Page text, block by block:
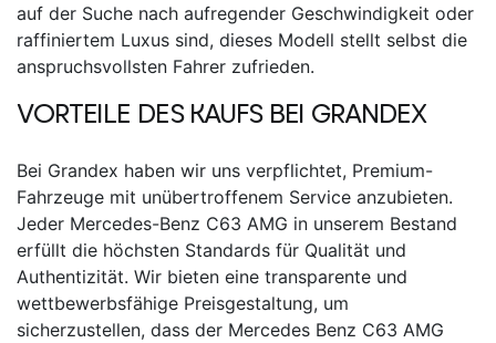
auf der Suche nach aufregender Geschwindigkeit oder
raffiniertem Luxus sind, dieses Modell stellt selbst die
anspruchsvollsten Fahrer zufrieden.
VORTEILE DES KAUFS BEI GRANDEX
Bei Grandex haben wir uns verpflichtet, Premium-
Fahrzeuge mit unübertroffenem Service anzubieten.
Jeder Mercedes-Benz C63 AMG in unserem Bestand
erfüllt die höchsten Standards für Qualität und
Authentizität. Wir bieten eine transparente und
wettbewerbsfähige Preisgestaltung, um
sicherzustellen, dass der Mercedes Benz C63 AMG